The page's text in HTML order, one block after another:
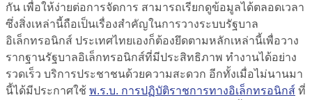
กัน เพื่อให้ง่ายต่อการจัดการ สามารถเรียกดูข้อมูลได้ตลอดเวลา
ซึ่งสิ่งเหล่านี้ถือเป็นเรื่องสำคัญในการวางระบบรัฐบาล
อิเล็กทรอนิกส์ ประเทศไทยเองก็ต้องยึดตามหลักเหล่านี้เพื่อวาง
รากฐานรัฐบาลอิเล็กทรอนิกส์ที่มีประสิทธิภาพ ทำงานได้อย่าง
รวดเร็ว บริการประชาชนด้วยความสะดวก อีกทั้งเมื่อไม่นานมา
นี้ได้มีประกาศใช้ พ.ร.บ. การปฏิบัติราชการทางอิเล็กทรอนิกส์ ที่